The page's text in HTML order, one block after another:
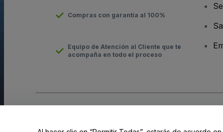
Compras con garantía al 100%
Equipo de Atención al Cliente que te
acompaña en todo el proceso